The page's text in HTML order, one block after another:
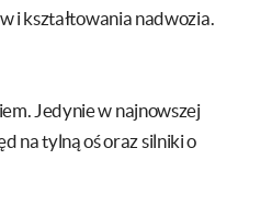
i kształtowania nadwozia.
Jedynie w najnowszej
na tylną oś oraz silniki o